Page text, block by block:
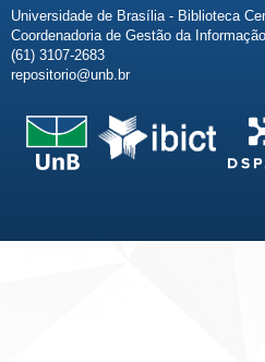
Universidade de Brasília - Biblioteca
Coordenadoria de Gestão da
(61) 3107-2683
repositorio@unb.br